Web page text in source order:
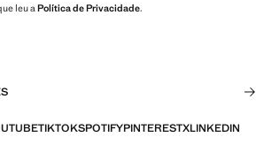
leu a Política de Privacidade.
TIKTOKSPOTIFYPINTERESTXLINKEDIN